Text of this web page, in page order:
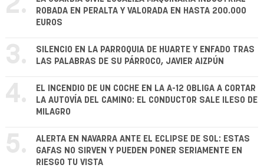
2.
ROBADA EN PERALTA Y VALORADA EN HASTA 200.000
EUROS
3.
SILENCIO EN LA PARROQUIA DE HUARTE Y ENFADO TRAS
LAS PALABRAS DE SU PÁRROCO, JAVIER AIZPÚN
4.
EL INCENDIO DE UN COCHE EN LA A-12 OBLIGA A CORTAR
LA AUTOVÍA DEL CAMINO: EL CONDUCTOR SALE ILESO DE
MILAGRO
5.
ALERTA EN NAVARRA ANTE EL ECLIPSE DE SOL: ESTAS
GAFAS NO SIRVEN Y PUEDEN PONER SERIAMENTE EN
RIESGO TU VISTA